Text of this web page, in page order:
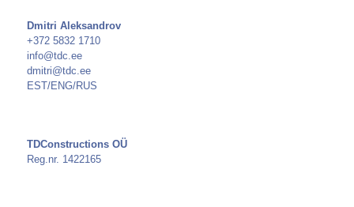
Dmitri Aleksandrov
+372 5832 1710
info@tdc.ee
dmitri@tdc.ee
EST/ENG/RUS
TDConstructions OÜ
Reg.nr. 1422165